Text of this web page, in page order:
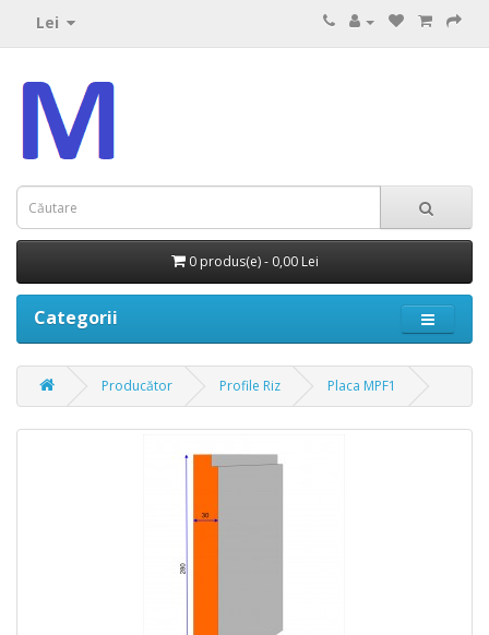
Lei
0 produs(e) - 0,00 Lei
Categorii
Producător Profile Riz Placa MPF1